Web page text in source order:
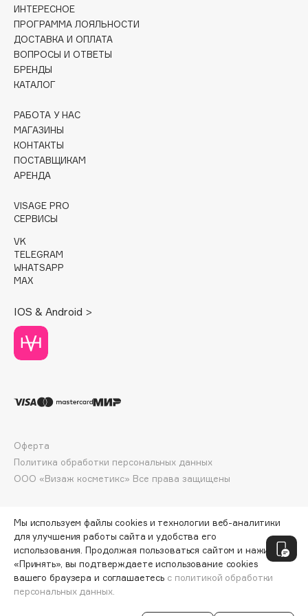
Collagenina
Consly
Corimo
CosRX
Cottolina
Curaprox
d'Alba
DABO
DARLING*
Darphin
Deonica
Dessange
Dior
Dolce & Gabbana
DP Daily Perfection
Dr. Vranjes Firenze
DSD de Luxe
Dyson
СООБЩИТЬ О ПОСТУПЛЕНИИ
ИНТЕРЕСНОЕ
ПРОГРАММА ЛОЯЛЬНОСТИ
ДОСТАВКА И ОПЛАТА
ВОПРОСЫ И ОТВЕТЫ
БРЕНДЫ
КАТАЛОГ
РАБОТА У НАС
МАГАЗИНЫ
КОНТАКТЫ
ПОСТАВЩИКАМ
АРЕНДА
VISAGE PRO
СЕРВИСЫ
VK
TELEGRAM
WHATSAPP
MAX
IOS & Android >
ООО «Визаж косметикс» Все права защищены
Оферта
Политика обработки персональных данных
Мы используем файлы cookies и технологии веб-аналитики
для улучшения работы сайта и удобства его
использования. Продолжая пользоваться сайтом и нажимая
«Принять», вы подтверждаете использование cookies
вашего браузера и соглашаетесь с политикой обработки
персональных данных.